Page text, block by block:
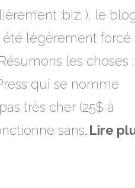
:biz: ), le
été légèrement forcé
les choses :
qui se nomme
très cher (25$ à
sans…Lire